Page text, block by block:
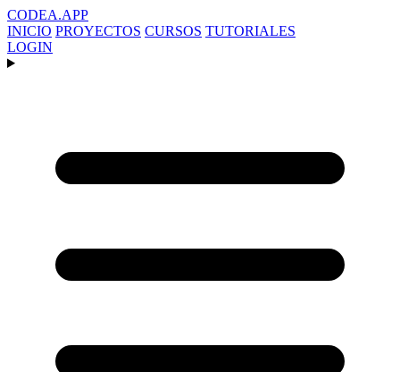
CODEA.APP
INICIO PROYECTOS CURSOS TUTORIALES
LOGIN